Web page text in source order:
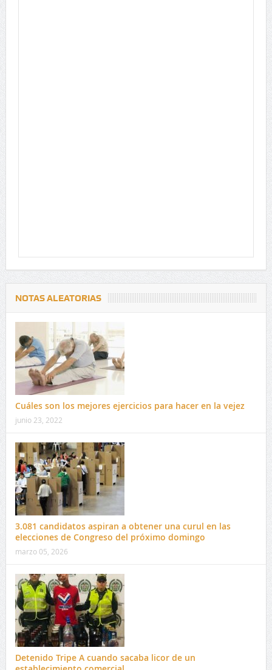
NOTAS ALEATORIAS
Cuáles son los mejores ejercicios para hacer en la vejez
junio 23, 2022
3.081 candidatos aspiran a obtener una curul en las
elecciones de Congreso del próximo domingo
marzo 05, 2026
Detenido Tripe A cuando sacaba licor de un